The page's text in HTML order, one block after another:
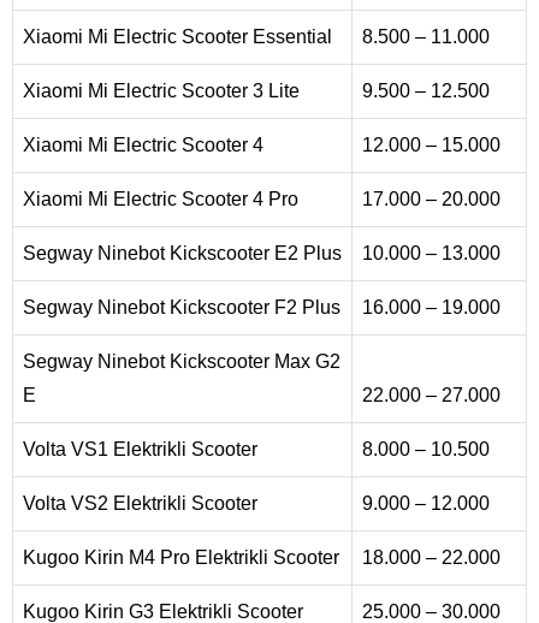
Xiaomi Mi Electric Scooter Essential 8.500 – 11.000
Xiaomi Mi Electric Scooter 3 Lite 9.500 – 12.500
Xiaomi Mi Electric Scooter 4 12.000 – 15.000
Xiaomi Mi Electric Scooter 4 Pro 17.000 – 20.000
Segway Ninebot Kickscooter E2 Plus 10.000 – 13.000
Segway Ninebot Kickscooter F2 Plus 16.000 – 19.000
Segway Ninebot Kickscooter Max G2
E
22.000 – 27.000
Volta VS1 Elektrikli Scooter 8.000 – 10.500
Volta VS2 Elektrikli Scooter 9.000 – 12.000
Kugoo Kirin M4 Pro Elektrikli Scooter 18.000 – 22.000
Kugoo Kirin G3 Elektrikli Scooter 25.000 – 30.000